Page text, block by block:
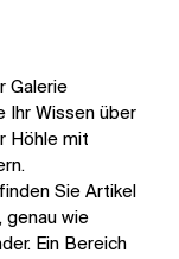
Galerie
Ihr Wissen über
Höhle mit
Sie Artikel
genau wie
Ein Bereich